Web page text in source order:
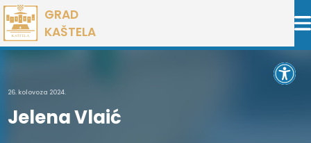
Preskoči
na
sadržaj
GRAD
KAŠTELA
26. kolovoza 2024.
Jelena Vlaić